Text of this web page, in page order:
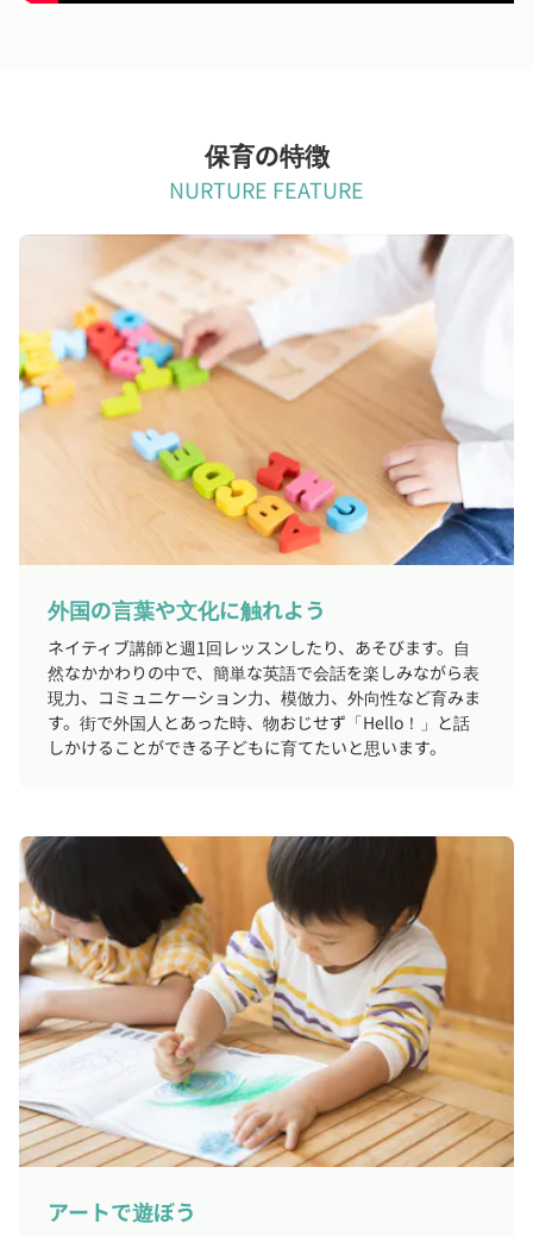
保育の特徴
NURTURE FEATURE
外国の言葉や文化に触れよう
ネイティブ講師と週1回レッスンしたり、あそびます。自
然なかかわりの中で、簡単な英語で会話を楽しみながら表
現力、コミュニケーション力、模倣力、外向性など育みま
す。街で外国人とあった時、物おじせず「Hello！」と話
しかけることができる子どもに育てたいと思います。
アートで遊ぼう